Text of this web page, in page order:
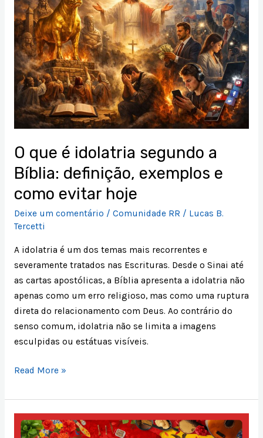
O que é idolatria segundo a
Bíblia: definição, exemplos e
como evitar hoje
Deixe um comentário / Comunidade RR / Lucas B.
Tercetti
A idolatria é um dos temas mais recorrentes e
severamente tratados nas Escrituras. Desde o Sinai até
as cartas apostólicas, a Bíblia apresenta a idolatria não
apenas como um erro religioso, mas como uma ruptura
direta do relacionamento com Deus. Ao contrário do
senso comum, idolatria não se limita a imagens
esculpidas ou estátuas visíveis.
é
idolatria
segundo
a
Bíblia:
definição,
exemplos
como
evitar
Read More »
MOTIVOS
PARA